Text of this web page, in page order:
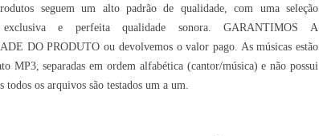
seguem um alto padrão de qualidade, com uma seleção
exclusiva e perfeita qualidade sonora. GARANTIMOS A
DO PRODUTO ou devolvemos o valor pago. As músicas estão
MP3, separadas em ordem alfabética (cantor/música) e não possui
todos os arquivos são testados um a um.